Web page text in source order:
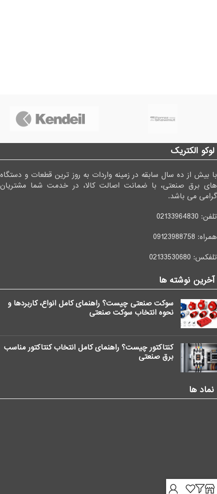
لوکو الکتریک
با بیش از ده سال سابقه در زمینه واردات به روز ترین قطعات و دستگاه
های برق صنعتی، با ضمانت اصالت کالا، در خدمت شما مشتریان
گرامی می باشد.
تلفن: 02133964830
همراه: 09123988758
تلفکس: 02133530680
آخرین نوشته ها
سوکت صنعتی چیست؟ راهنمای کامل انواع، کاربردها و
نحوه انتخاب سوکت صنعتی
کنتاکتور چیست؟ راهنمای کامل انتخاب کنتاکتور مناسب
برق صنعتی
نماد ها